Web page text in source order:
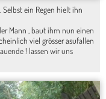
Selbst ein Regen hielt ihn
Mann , baut ihm nun einen
viel grösser asufallen
! lassen wir uns